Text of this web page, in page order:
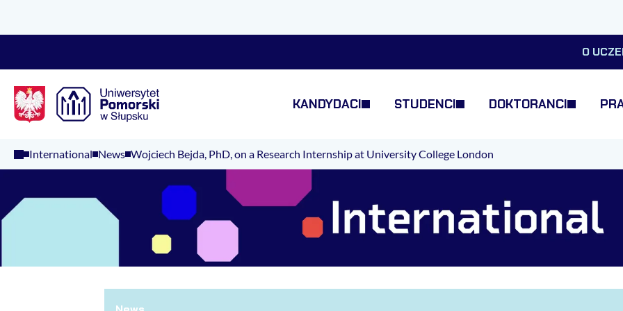
O
KANDYDACI STUDENCI DOKTORANCI
International News Wojciech Bejda, PhD, on a Research Internship at University College London